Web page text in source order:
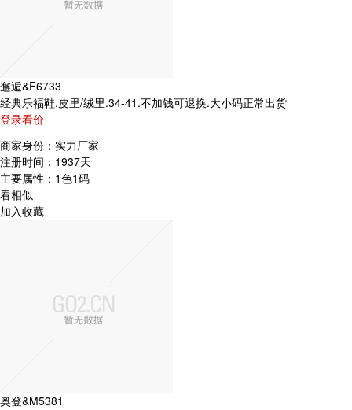
邂逅&F6733
经典乐福鞋.皮里/绒里.34-41.不加钱可退换.大小码正常出货
登录看价
商家身份： 实力厂家
注册时间： 1937天
主要属性： 1色1码
看相似
加入收藏
奥登&M5381